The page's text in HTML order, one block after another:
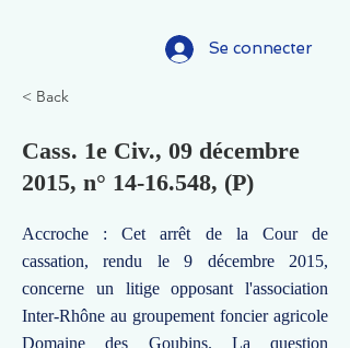
Se connecter
< Back
Cass. 1e Civ., 09 décembre
2015, n° 14-16.548, (P)
Accroche : Cet arrêt de la Cour de
cassation, rendu le 9 décembre 2015,
concerne un litige opposant l'association
Inter-Rhône au groupement foncier agricole
Domaine des Goubins. La question